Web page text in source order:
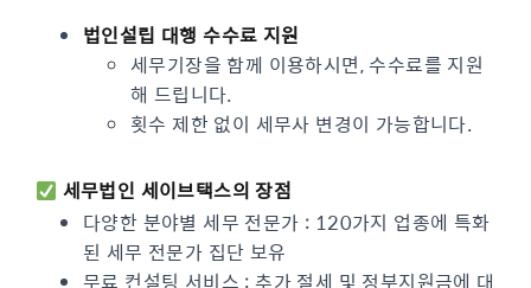
법인설립 대행 수수료 지원
세무기장을 함께 이용하시면, 수수료를 지원
해 드립니다.
횟수 제한 없이 세무사 변경이 가능합니다.
세무법인 세이브택스의 장점
다양한 분야별 세무 전문가 : 120가지 업종에 특화
된 세무 전문가 집단 보유
무료 컨설팅 서비스 : 추가 절세 및 정부지원금에 대